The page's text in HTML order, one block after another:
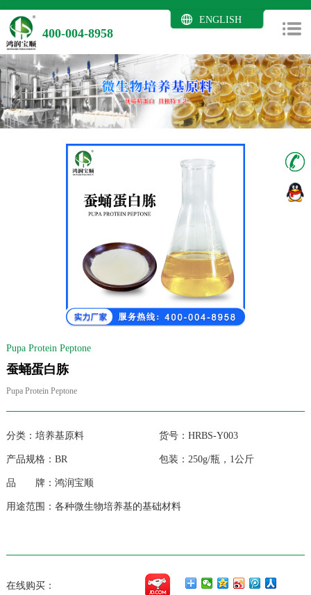
400-004-8958
ENGLISH
Pupa Protein Peptone
蚕蛹蛋白胨
Pupa Protein Peptone
分类：培养基原料 货号：HRBS-Y003
产品规格：BR 包装：250g/瓶，1公斤
品 牌：鸿润宝顺
用途范围：各种微生物培养基的基础材料
在线购买：